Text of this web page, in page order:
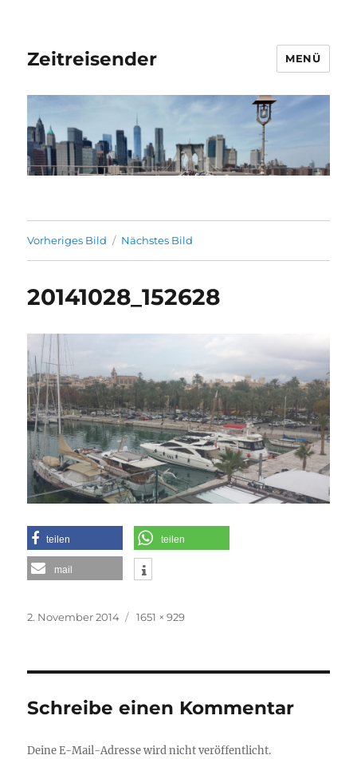
Zeitreisender MENÜ
Vorheriges Bild Nächstes Bild
20141028_152628
teilen teilen
mail
Veröffentlicht
2. November 2014 Originalgröße
1651 × 929
Schreibe einen Kommentar
Deine E-Mail-Adresse wird nicht veröffentlicht.